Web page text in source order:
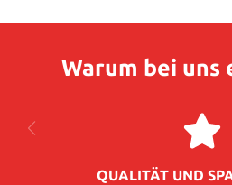
Warum bei uns
QUALITÄT UND